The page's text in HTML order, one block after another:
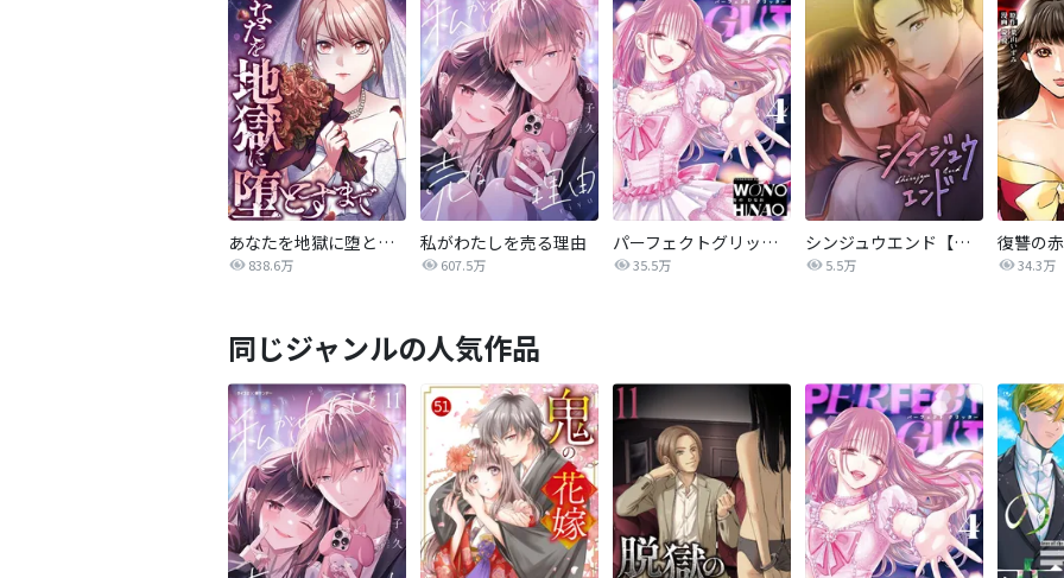
あなたを地獄に堕とすまで
838.6万
私がわたしを売る理由
607.5万
パーフェクトグリッター
35.5万
シンジュウエンド【タテヨミ】
5.5万 34.3万
同じジャンルの人気作品